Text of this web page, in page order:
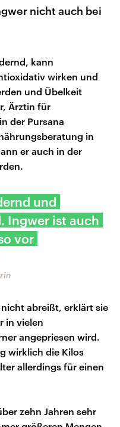
nicht auch bei
kann
wirken und
und Übelkeit
Ärztin für
der Pursana
in
er auch in der
und
Ingwer ist auch
vor
abreißt, erklärt sie
in vielen
angepriesen wird.
wirklich die Kilos
allerdings für einen
zehn Jahren sehr